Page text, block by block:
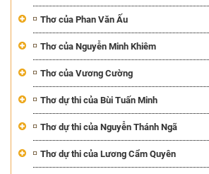
Thơ của Phan Văn Ấu
Thơ của Nguyễn Minh Khiêm
Thơ của Vương Cường
Thơ dự thi của Bùi Tuấn Minh
Thơ dự thi của Nguyễn Thánh Ngã
Thơ dự thi của Lương Cẩm Quyên